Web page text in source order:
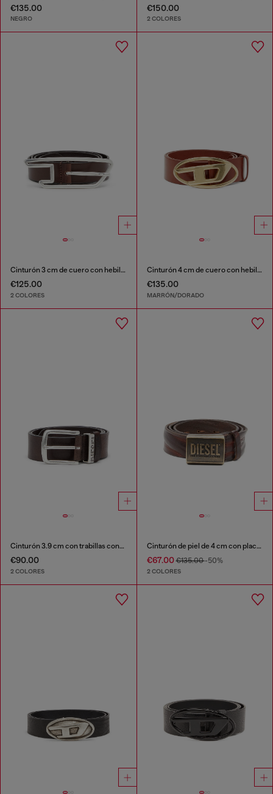
€135.00
NEGRO
€150.00
2 COLORES
Cinturón 3 cm de cuero con hebilla con el logotipo D
€125.00
2 COLORES
Cinturón 4 cm de cuero con hebilla Oval D
€135.00
MARRÓN/DORADO
Cinturón 3.9 cm con trabillas contrastantes
€90.00
2 COLORES
Cinturón de piel de 4 cm con placa de logo
€67.00€135.00-50%
2 COLORES